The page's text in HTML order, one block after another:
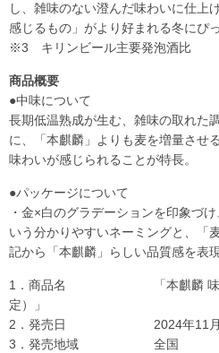
し、雑味のない澄んだ味わいに仕上
感じるもの」がより好まれる冬にぴ
※3 キリンビール主要発泡酒比
商品概要
●中味について
長期低温熟成が生む、雑味の取れた
に、「本麒麟」よりも麦を増量させ
味わいが感じられることが特長。
●パッケージについて
・金×白のグラデーションを印象づ
いう分かりやすいネーミングと、「
記から「本麒麟」らしい品質感を表現
1．商品名 「本麒麟 味わい
定）」
2．発売日 2024年11月26
3．発売地域 全国